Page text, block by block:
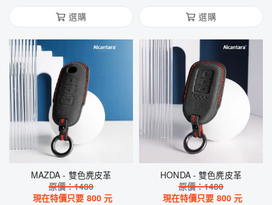
選購
選購
MAZDA - 雙色麂皮革
原價：1480
現在特價只要 800 元
HONDA - 雙色麂皮革
原價：1480
現在特價只要 800 元